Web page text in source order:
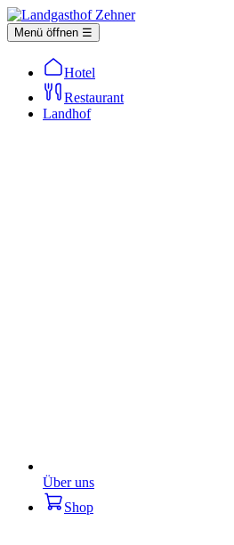
Menü öffnen ☰
Hotel
Restaurant
Landhof
Über uns
Shop